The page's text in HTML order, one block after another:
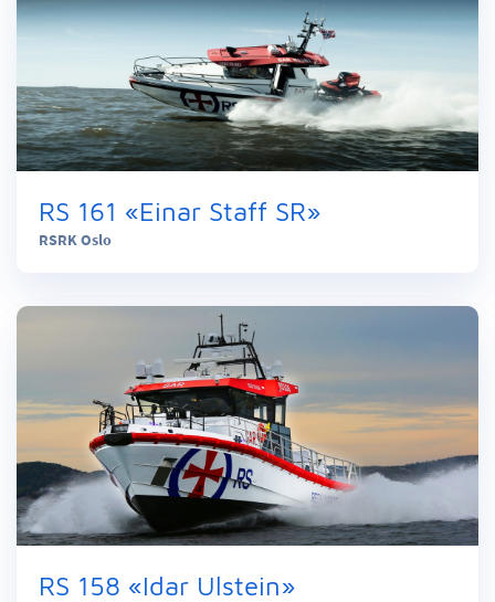
RS 161 «Einar Staff SR»
RSRK Oslo
RS 158 «Idar Ulstein»